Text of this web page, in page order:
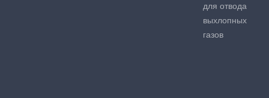
для отвода
выхлопных
газов